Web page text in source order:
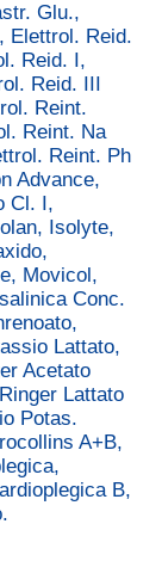
Glu.,
Elettrol. Reid.
Reid. I,
Reid. III
Reint.
Reint. Na
Reint. Ph
Advance,
Cl. I,
Isolyte,
Movicol,
Conc.
Lattato,
Acetato
Lattato
Potas.
A+B,
B,